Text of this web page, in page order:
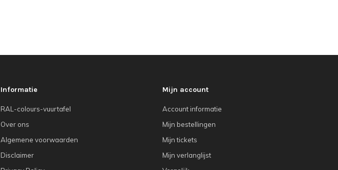
Informatie
RAL-colours-vuurtafel
Over ons
Algemene voorwaarden
Disclaimer
Mijn account
Account informatie
Mijn bestellingen
Mijn tickets
Mijn verlanglijst